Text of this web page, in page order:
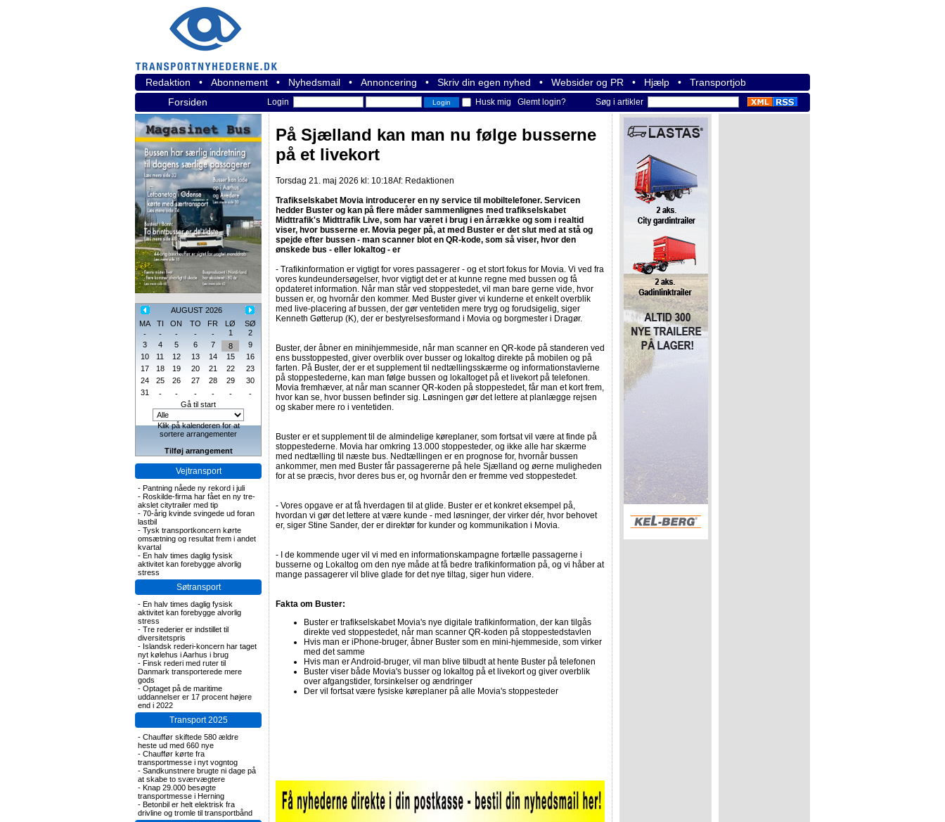
Redaktion • Abonnement • Nyhedsmail • Annoncering • Skriv din egen nyhed • Websider og PR • Hjælp • Transportjob
Forsiden
Login Husk mig Glemt login? Søg i artikler
AUGUST 2026
MA
TI ON TO FR LØ
SØ
-
- - - - 1
2
3
4 5 6 7 8
9
10
11 12 13 14 15
16
17
18 19 20 21 22
23
24
25 26 27 28 29
30
31
- - - - -
-
Gå til start
Klik på kalenderen for at
sortere arrangementer
Tilføj arrangement
Vejtransport
- Pantning nåede ny rekord i juli
- Roskilde-firma har fået en ny tre-
akslet citytrailer med tip
- 70-årig kvinde svingede ud foran
lastbil
- Tysk transportkoncern kørte
omsætning og resultat frem i andet
kvartal
- En halv times daglig fysisk
aktivitet kan forebygge alvorlig
stress
Søtransport
- En halv times daglig fysisk
aktivitet kan forebygge alvorlig
stress
- Tre rederier er indstillet til
diversitetspris
- Islandsk rederi-koncern har taget
nyt kølehus i Aarhus i brug
- Finsk rederi med ruter til
Danmark transporterede mere
gods
- Optaget på de maritime
uddannelser er 17 procent højere
end i 2022
Transport 2025
- Chauffør skiftede 580 ældre
heste ud med 660 nye
- Chauffør kørte fra
transportmesse i nyt vogntog
- Sandkunstnere brugte ni dage på
at skabe to sværvægtere
- Knap 29.000 besøgte
transportmesse i Herning
- Betonbil er helt elektrisk fra
drivline og tromle til transportbånd
På Sjælland kan man nu følge busserne
på et livekort
Torsdag 21. maj 2026 kl: 10:18Af: Redaktionen
Trafikselskabet Movia introducerer en ny service til mobiltelefoner. Servicen
hedder Buster og kan på flere måder sammenlignes med trafikselskabet
Midttrafik's Midttrafik Live, som har været i brug i en årrække og som i realtid
viser, hvor busserne er. Movia peger på, at med Buster er det slut med at stå og
spejde efter bussen - man scanner blot en QR-kode, som så viser, hvor den
ønskede bus - eller lokaltog - er
- Trafikinformation er vigtigt for vores passagerer - og et stort fokus for Movia. Vi ved fra
vores kundeundersøgelser, hvor vigtigt det er at kunne regne med bussen og få
opdateret information. Når man står ved stoppestedet, vil man bare gerne vide, hvor
bussen er, og hvornår den kommer. Med Buster giver vi kunderne et enkelt overblik
med live-placering af bussen, der gør ventetiden mere tryg og forudsigelig, siger
Kenneth Gøtterup (K), der er bestyrelsesformand i Movia og borgmester i Dragør.
Buster, der åbner en minihjemmeside, når man scanner en QR-kode på standeren ved
ens busstoppested, giver overblik over busser og lokaltog direkte på mobilen og på
farten. På Buster, der er et supplement til nedtællingsskærme og informationstavlerne
på stoppestederne, kan man følge bussen og lokaltoget på et livekort på telefonen.
Movia fremhæver, at når man scanner QR-koden på stoppestedet, får man et kort frem,
hvor kan se, hvor bussen befinder sig. Løsningen gør det lettere at planlægge rejsen
og skaber mere ro i ventetiden.
Buster er et supplement til de almindelige køreplaner, som fortsat vil være at finde på
stoppestederne. Movia har omkring 13.000 stoppesteder, og ikke alle har skærme
med nedtælling til næste bus. Nedtællingen er en prognose for, hvornår bussen
ankommer, men med Buster får passagererne på hele Sjælland og øerne muligheden
for at se præcis, hvor deres bus er, og hvornår den er fremme ved stoppestedet.
- Vores opgave er at få hverdagen til at glide. Buster er et konkret eksempel på,
hvordan vi gør det lettere at være kunde - med løsninger, der virker dér, hvor behovet
er, siger Stine Sander, der er direktør for kunder og kommunikation i Movia.
- I de kommende uger vil vi med en informationskampagne fortælle passagerne i
busserne og Lokaltog om den nye måde at få bedre trafikinformation på, og vi håber at
mange passagerer vil blive glade for det nye tiltag, siger hun videre.
Fakta om Buster:
Buster er trafikselskabet Movia's nye digitale trafikinformation, der kan tilgås
direkte ved stoppestedet, når man scanner QR-koden på stoppestedstavlen
Hvis man er iPhone-bruger, åbner Buster som en mini-hjemmeside, som virker
med det samme
Hvis man er Android-bruger, vil man blive tilbudt at hente Buster på telefonen
Buster viser både Movia's busser og lokaltog på et livekort og giver overblik
over afgangstider, forsinkelser og ændringer
Der vil fortsat være fysiske køreplaner på alle Movia's stoppesteder